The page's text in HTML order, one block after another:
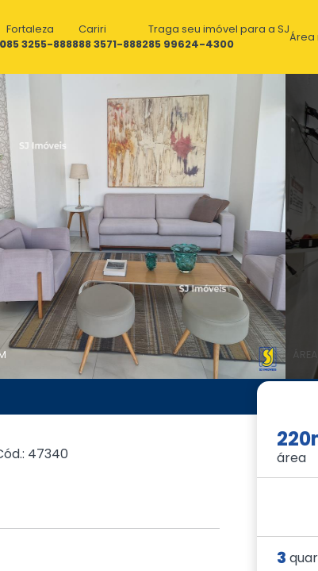
Fortaleza
85 3255-8888
Cariri
88 3571-8882
Traga seu imóvel para a SJ
85 99624-4300
Área
área
3
47340